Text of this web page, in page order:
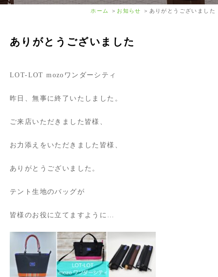
ホーム お知らせ ありがとうございました
ありがとうございました
LOT-LOT mozoワンダーシティ
昨日、無事に終了いたしました。
ご来店いただきました皆様、
お力添えをいただきました皆様、
ありがとうございました。
テント生地のバッグが
皆様のお役に立てますように…